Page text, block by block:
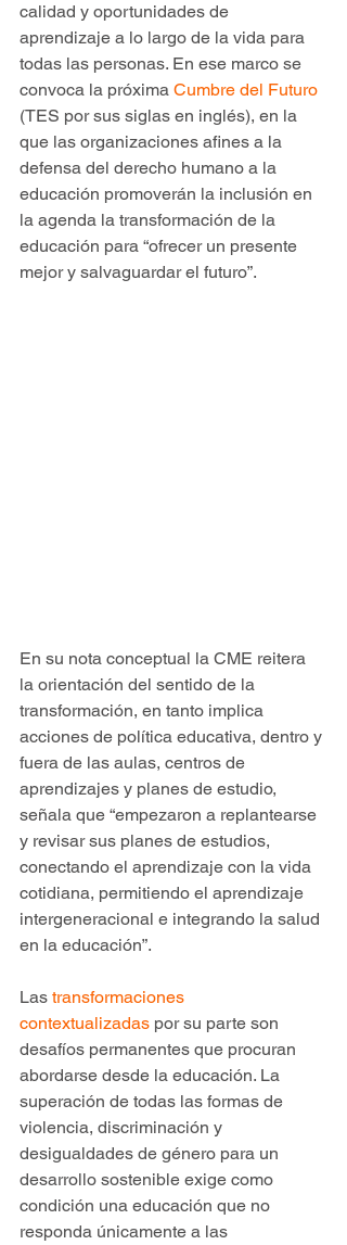
calidad y oportunidades de
aprendizaje a lo largo de la vida para
todas las personas. En ese marco se
convoca la próxima Cumbre del Futuro
(TES por sus siglas en inglés), en la
que las organizaciones afines a la
defensa del derecho humano a la
educación promoverán la inclusión en
la agenda la transformación de la
educación para “ofrecer un presente
mejor y salvaguardar el futuro”.
En su nota conceptual la CME reitera
la orientación del sentido de la
transformación, en tanto implica
acciones de política educativa, dentro y
fuera de las aulas, centros de
aprendizajes y planes de estudio,
señala que “empezaron a replantearse
y revisar sus planes de estudios,
conectando el aprendizaje con la vida
cotidiana, permitiendo el aprendizaje
intergeneracional e integrando la salud
en la educación”.
Las transformaciones
contextualizadas por su parte son
desafíos permanentes que procuran
abordarse desde la educación. La
superación de todas las formas de
violencia, discriminación y
desigualdades de género para un
desarrollo sostenible exige como
condición una educación que no
responda únicamente a las